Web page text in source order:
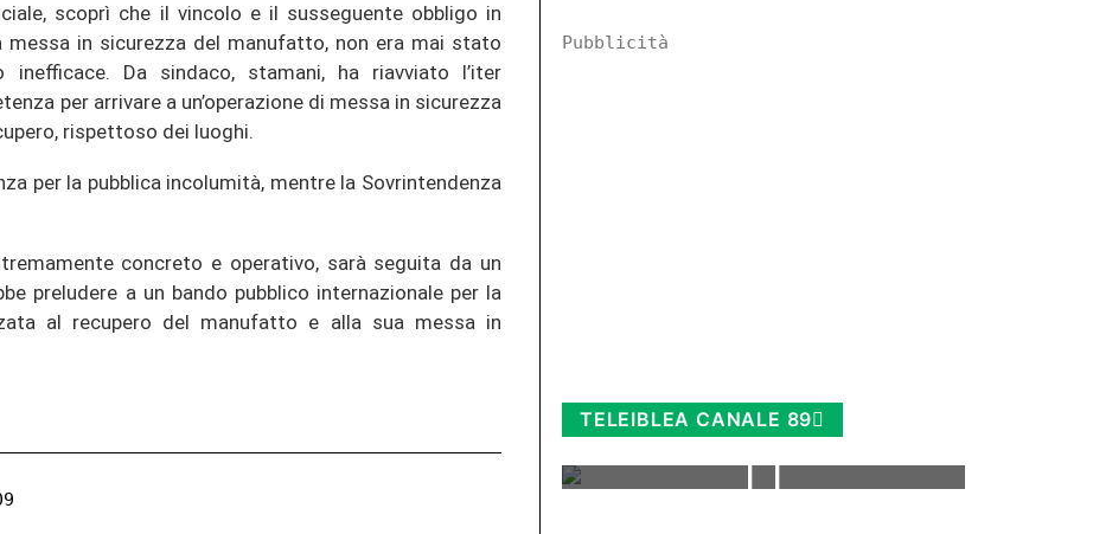
scoprì che il vincolo e il susseguente obbligo in
messa in sicurezza del manufatto, non era mai stato
Da sindaco, stamani, ha riavviato l’iter
per arrivare a un’operazione di messa in sicurezza
rispettoso dei luoghi.
per la pubblica incolumità, mentre la Sovrintendenza
concreto e operativo, sarà seguita da un
preludere a un bando pubblico internazionale per la
al recupero del manufatto e alla sua messa in
Pubblicità
TELEIBLEA CANALE 89